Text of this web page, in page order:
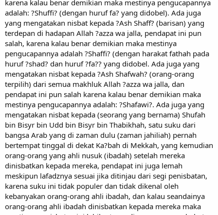
karena kalau benar demikian maka mestinya pengucapannya
adalah: ?Shuffi? (dengan huruf fa? yang didobel). Ada juga
yang mengatakan nisbat kepada ?Ash Shaff? (barisan) yang
terdepan di hadapan Allah ?azza wa jalla, pendapat ini pun
salah, karena kalau benar demikian maka mestinya
pengucapannya adalah ?Shaffi? (dengan harakat fathah pada
huruf ?shad? dan huruf ?fa?? yang didobel. Ada juga yang
mengatakan nisbat kepada ?Ash Shafwah? (orang-orang
terpilih) dari semua makhluk Allah ?azza wa jalla, dan
pendapat ini pun salah karena kalau benar demikian maka
mestinya pengucapannya adalah: ?Shafawi?. Ada juga yang
mengatakan nisbat kepada (seorang yang bernama) Shufah
bin Bisyr bin Udd bin Bisyr bin Thabikhah, satu suku dari
bangsa Arab yang di zaman dulu (zaman jahiliah) pernah
bertempat tinggal di dekat Ka?bah di Mekkah, yang kemudian
orang-orang yang ahli nusuk (ibadah) setelah mereka
dinisbatkan kepada mereka, pendapat ini juga lemah
meskipun lafadznya sesuai jika ditinjau dari segi penisbatan,
karena suku ini tidak populer dan tidak dikenal oleh
kebanyakan orang-orang ahli ibadah, dan kalau seandainya
orang-orang ahli ibadah dinisbatkan kepada mereka maka